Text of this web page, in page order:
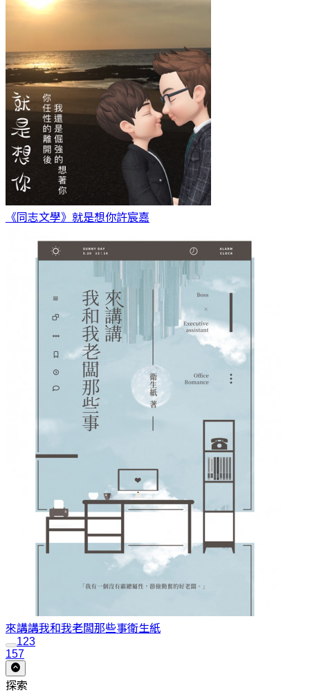
《同志文學》就是想你許宸嘉
來講講我和我老闆那些事衛生紙
123
157
探索